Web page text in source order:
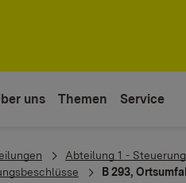
uns Themen Service
Abteilung 1 -
B 293,